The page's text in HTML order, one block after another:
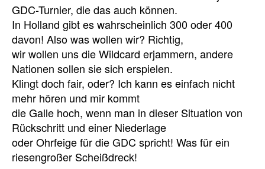
GDC-Turnier, die das auch können.
In Holland gibt es wahrscheinlich 300 oder 400
davon! Also was wollen wir? Richtig,
wir wollen uns die Wildcard erjammern, andere
Nationen sollen sie sich erspielen.
Klingt doch fair, oder? Ich kann es einfach nicht
mehr hören und mir kommt
die Galle hoch, wenn man in dieser Situation von
Rückschritt und einer Niederlage
oder Ohrfeige für die GDC spricht! Was für ein
riesengroßer Scheißdreck!